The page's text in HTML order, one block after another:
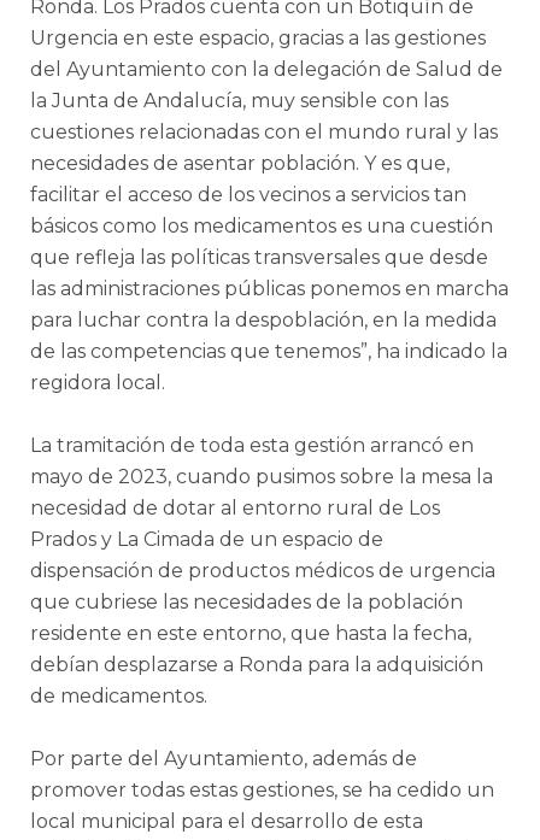
Ronda. Los Prados cuenta con un Botiquín de
Urgencia en este espacio, gracias a las gestiones
del Ayuntamiento con la delegación de Salud de
la Junta de Andalucía, muy sensible con las
cuestiones relacionadas con el mundo rural y las
necesidades de asentar población. Y es que,
facilitar el acceso de los vecinos a servicios tan
básicos como los medicamentos es una cuestión
que refleja las políticas transversales que desde
las administraciones públicas ponemos en marcha
para luchar contra la despoblación, en la medida
de las competencias que tenemos”, ha indicado la
regidora local.
La tramitación de toda esta gestión arrancó en
mayo de 2023, cuando pusimos sobre la mesa la
necesidad de dotar al entorno rural de Los
Prados y La Cimada de un espacio de
dispensación de productos médicos de urgencia
que cubriese las necesidades de la población
residente en este entorno, que hasta la fecha,
debían desplazarse a Ronda para la adquisición
de medicamentos.
Por parte del Ayuntamiento, además de
promover todas estas gestiones, se ha cedido un
local municipal para el desarrollo de esta